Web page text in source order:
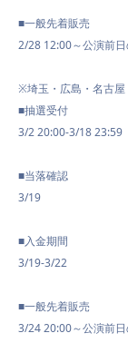
■一般先着販売
2/28 12:00～公演前
※埼玉・広島・名古屋
■抽選受付
3/2 20:00-3/18 23:59
■当落確認
3/19
■入金期間
3/19-3/22
■一般先着販売
3/24 20:00～公演前